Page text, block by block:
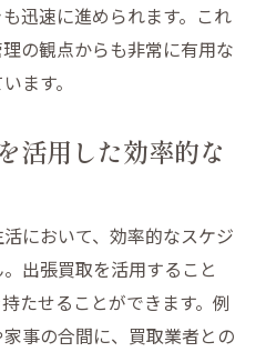
迅速に進められます。これ
の観点からも非常に有用な
ます。
活用した効率的な
において、効率的なスケジ
出張買取を活用すること
たせることができます。例
事の合間に、買取業者との